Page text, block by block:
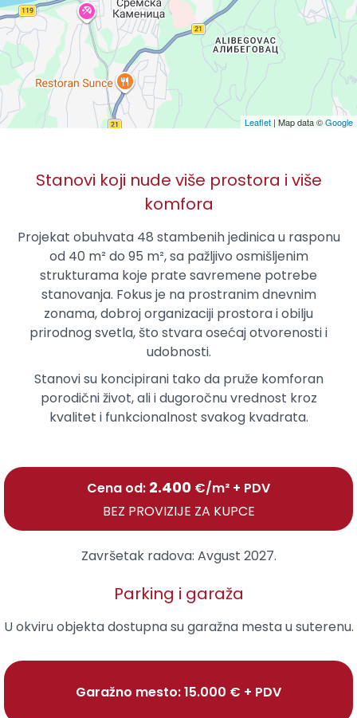
Leaflet | Map data ©Google
Stanovi koji nude više prostora i više
komfora
Projekat obuhvata 48 stambenih jedinica u rasponu
od 40 m² do 95 m², sa pažljivo osmišljenim
strukturama koje prate savremene potrebe
stanovanja. Fokus je na prostranim dnevnim
zonama, dobroj organizaciji prostora i obilju
prirodnog svetla, što stvara osećaj otvorenosti i
udobnosti.
Stanovi su koncipirani tako da pruže komforan
porodični život, ali i dugoročnu vrednost kroz
kvalitet i funkcionalnost svakog kvadrata.
Cena od: 2.400 €/m² + PDV
BEZ PROVIZIJE ZA KUPCE
Završetak radova: Avgust 2027.
Parking i garaža
U okviru objekta dostupna su garažna mesta u suterenu.
Garažno mesto: 15.000 € + PDV